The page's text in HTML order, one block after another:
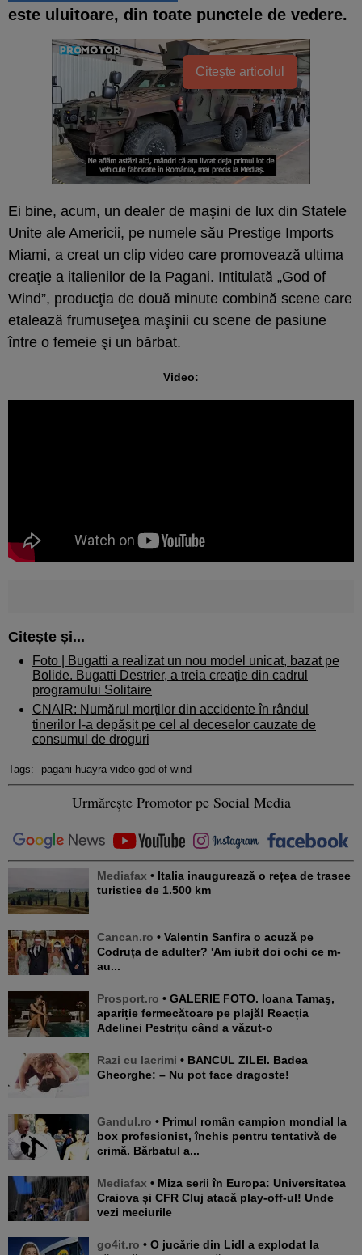
este uluitoare, din toate punctele de vedere.
Citește articolul
Ei bine, acum, un dealer de maşini de lux din Statele
Unite ale Americii, pe numele său Prestige Imports
Miami, a creat un clip video care promovează ultima
creaţie a italienilor de la Pagani. Intitulată „God of
Wind”, producţia de două minute combină scene care
etalează frumuseţea maşinii cu scene de pasiune
între o femeie şi un bărbat.
Video:
Citește și...
Foto |
Bugatti a realizat un nou model unicat, bazat pe
Bolide. Bugatti Destrier, a treia creație din cadrul
programului Solitaire
CNAIR: Numărul morților din accidente în rândul
tinerilor l-a depășit pe cel al deceselor cauzate de
consumul de droguri
Tags: pagani huayra video god of wind
Urmărește Promotor pe Social Media
Mediafax • Italia inaugurează o rețea de trasee
turistice de 1.500 km
Cancan.ro • Valentin Sanfira o acuză pe
Codruța de adulter? 'Am iubit doi ochi ce m-
au...
Prosport.ro • GALERIE FOTO. Ioana Tamaş,
apariție fermecătoare pe plajă! Reacția
Adelinei Pestrițu când a văzut-o
Razi cu lacrimi • BANCUL ZILEI. Badea
Gheorghe: – Nu pot face dragoste!
Gandul.ro • Primul român campion mondial la
box profesionist, închis pentru tentativă de
crimă. Bărbatul a...
Mediafax • Miza serii în Europa: Universitatea
Craiova și CFR Cluj atacă play-off-ul! Unde
vezi meciurile
go4it.ro • O jucărie din Lidl a explodat la